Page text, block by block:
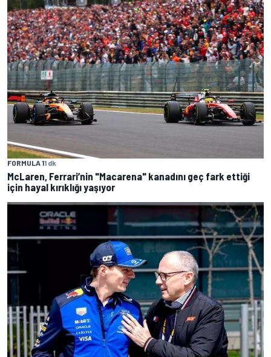
FORMULA 11 dk
McLaren, Ferrari’nin "Macarena" kanadını geç fark ettiği
için hayal kırıklığı yaşıyor